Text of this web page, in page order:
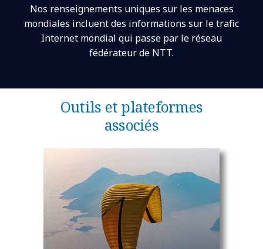
Nos renseignements uniques sur les menaces
mondiales incluent des informations sur le trafic
Internet mondial qui passe par le réseau
fédérateur de NTT.
Outils et plateformes
associés